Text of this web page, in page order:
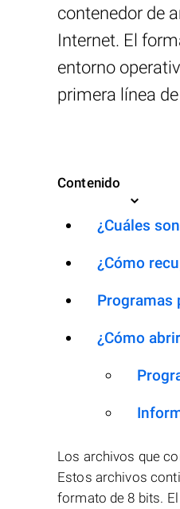
contenedor de
Internet. El
entorno
primera línea
Contenido
¿Cuáles
¿Cómo
Programas
¿Cómo
Los archivos que
Estos archivos
formato de 8 bits.